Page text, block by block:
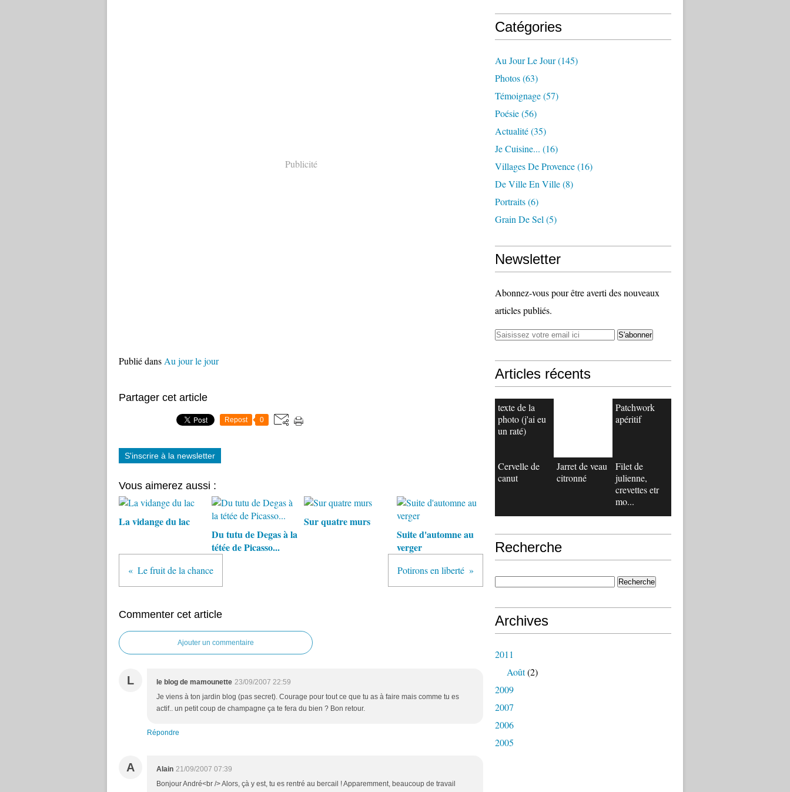
Publicité
Publié dans Au jour le jour
Partager cet article
Repost 0
S'inscrire à la newsletter
Vous aimerez aussi :
La vidange du lac
Du tutu de Degas à la
tétée de Picasso...
Sur quatre murs
Suite d'automne au
verger
Le fruit de la chance Potirons en liberté
Commenter cet article
Ajouter un commentaire
L le blog de mamounette 23/09/2007 22:59
Je viens à ton jardin blog (pas secret). Courage pour tout ce que tu as à faire mais comme tu es
actif.. un petit coup de champagne ça te fera du bien ? Bon retour.
Répondre
A Alain 21/09/2007 07:39
Bonjour André<br /> Alors, çà y est, tu es rentré au bercail ! Apparemment, beaucoup de travail
Catégories
Au Jour Le Jour(145)
Photos(63)
Témoignage(57)
Poésie(56)
Actualité(35)
Je Cuisine... (16)
Villages De Provence(16)
De Ville En Ville(8)
Portraits(6)
Grain De Sel (5)
Newsletter
Abonnez-vous pour être averti des nouveaux
articles publiés.
Articles récents
texte de la
photo (j'ai eu
un raté)
Patchwork
apéritif
Cervelle de
canut
Jarret de veau
citronné
Filet de
julienne,
crevettes etr
mo...
Recherche
Archives
2011
Août(2)
2009
2007
2006
2005